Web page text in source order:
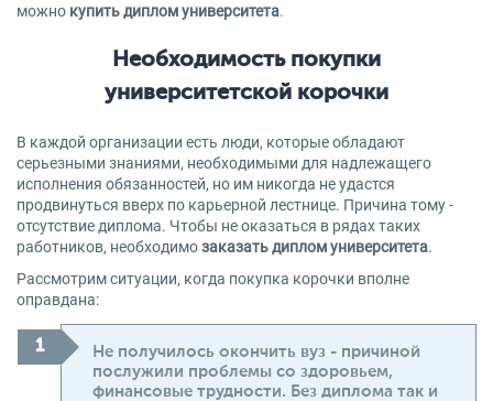
можно купить диплом университета.
Необходимость покупки
университетской корочки
В каждой организации есть люди, которые обладают
серьезными знаниями, необходимыми для надлежащего
исполнения обязанностей, но им никогда не удастся
продвинуться вверх по карьерной лестнице. Причина тому -
отсутствие диплома. Чтобы не оказаться в рядах таких
работников, необходимозаказать диплом университета.
Рассмотрим ситуации, когда покупка корочки вполне
оправдана:
Не получилось окончить вуз - причиной
послужили проблемы со здоровьем,
финансовые трудности. Без диплома так и